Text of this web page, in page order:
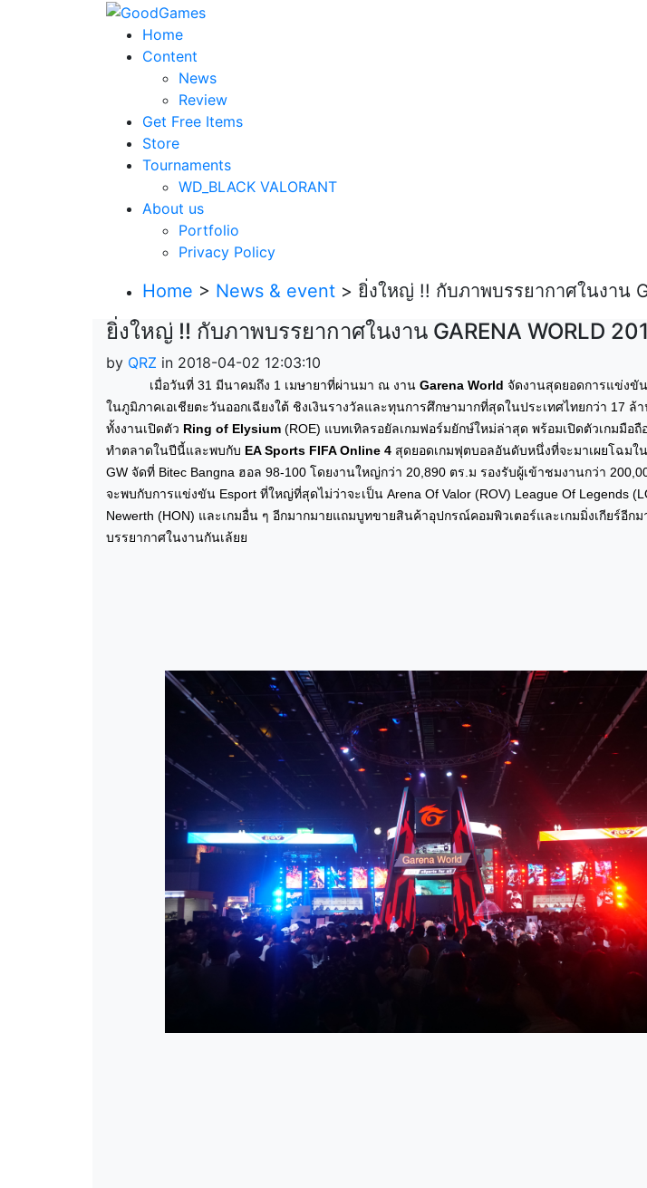
Home
Content
News
Review
Get Free Items
Store
Tournaments
WD_BLACK VALORANT
About us
Portfolio
Privacy Policy
Home > News & event > ยิ่งใหญ่ !! กับภาพบรรยากาศในงาน
ยิ่งใหญ่ !! กับภาพบรรยากาศในงาน GARENA WORLD
by QRZ in 2018-04-02 12:03:10
เมื่อวันที่ 31 มีนาคมถึง 1 เมษายาที่ผ่านมา ณ งาน Garena World จัดงานสุดยอดการแข่งขัน
ในภูมิภาคเอเชียตะวันออกเฉียงใต้ ชิงเงินรางวัลและทุนการศึกษามากที่สุดในประเทศไทยกว่า 17 ล้
ทั้งงานเปิดตัว Ring of Elysium (ROE) แบทเทิลรอยัลเกมฟอร์มยักษ์ใหม่ล่าสุด พร้อมเปิดตัวเกมมือถื
ทำตลาดในปีนี้และพบกับ EA Sports FIFA Online 4 สุดยอดเกมฟุตบอลอันดับหนึ่งที่จะมาเผยโฉมใ
GW จัดที่ Bitec Bangna ฮอล 98-100 โดยงานใหญ่กว่า 20,890 ตร.ม รองรับผู้เข้าชมงานกว่า
จะพบกับการแข่งขัน Esport ที่ใหญ่ที่สุดไม่ว่าจะเป็น Arena Of Valor (ROV) League Of Legends
Newerth (HON) และเกมอื่น ๆ อีกมากมายแถมบูทขายสินค้าอุปกรณ์คอมพิวเตอร์และเกมมิ่งเกียร์อีกม
บรรยากาศในงานกันเล้ยย